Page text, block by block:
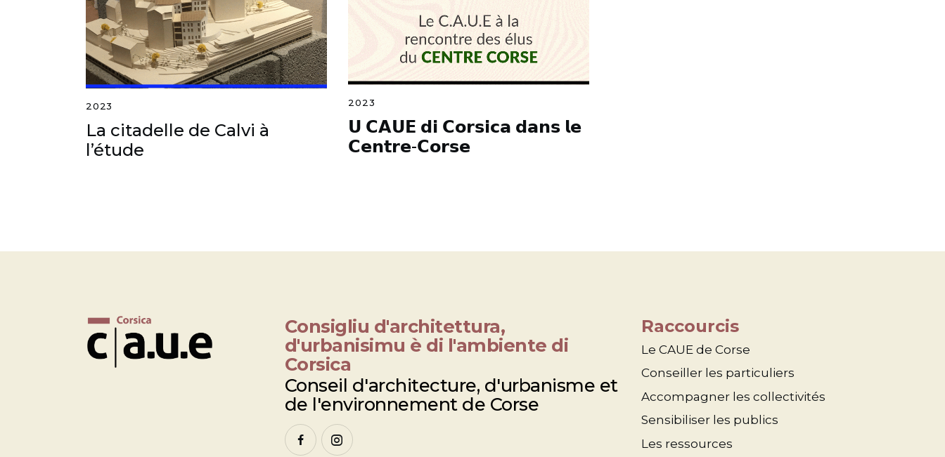
2023
La citadelle de Calvi à
l’étude
2023
𝗨 𝗖𝗔𝗨𝗘 𝗱𝗶 𝗖𝗼𝗿𝘀𝗶𝗰𝗮 𝗱𝗮𝗻𝘀 𝗹𝗲
𝗖𝗲𝗻𝘁𝗿𝗲-𝗖𝗼𝗿𝘀𝗲
Consigliu d'architettura,
d'urbanisimu è di l'ambiente di
Corsica
Conseil d'architecture, d'urbanisme et
de l'environnement de Corse
Raccourcis
Le CAUE de Corse
Conseiller les particuliers
Accompagner les collectivités
Sensibiliser les publics
Les ressources